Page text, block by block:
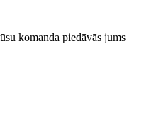
komanda piedāvās jums